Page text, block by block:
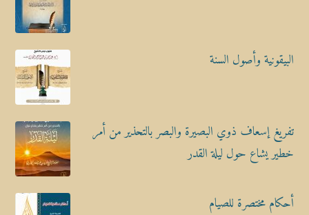
البيقونية وأصول السنة
تفريغ إسعاف ذوي البصيرة والبصر بالتحذير من أمر
خطير يشاع حول ليلة القدر
أحكام مختصرة للصيام